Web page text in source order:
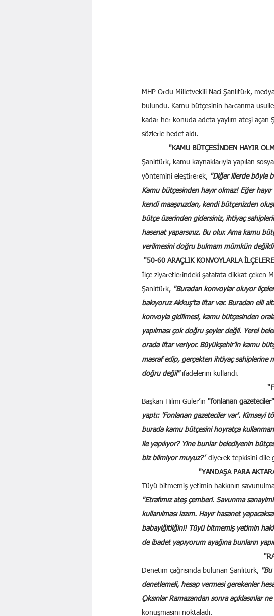
MHP Ordu Milletvekili Naci Şanlıtürk,
bulundu. Kamu bütçesinin harcanma
kadar her konuda adeta yaylım ateşi açan
sözlerle hedef aldı.
"KAMU BÜTÇESİNDEN HAYIR
Şanlıtürk, kamu kaynaklarıyla yapılan
yöntemini eleştirerek, "Diğer illerde böyle
Kamu bütçesinden hayır olmaz! Eğer hayır
kendi maaşınızdan, kendi bütçenizden
bütçe üzerinden gidersiniz, ihtiyaç
hasenat yaparsınız. Bu olur. Ama kamu
verilmesini doğru bulmam mümkün
"50-60 ARAÇLIK KONVOYLARLA
İlçe ziyaretlerindeki şatafata dikkat çeken
Şanlıtürk, "Buradan konvoylar oluyor
bakıyoruz Akkuş’ta iftar var. Buradan elli
konvoyla gidilmesi, kamu bütçesinden
yapılması çok doğru şeyler değil. Yerel
orada iftar veriyor. Büyükşehir’in kamu
masraf edip, gerçekten ihtiyaç sahiplerine
doğru değil" ifadelerini kullandı.
Başkan Hilmi Güler’in "fonlanan gazeteciler"
yaptı: 'Fonlanan gazeteciler var'. Kimseyi
burada kamu bütçesini hoyratça
ile yapılıyor? Yine bunlar belediyenin
biz bilmiyor muyuz?" diyerek tepkisini dile
"YANDAŞA PARA
Tüyü bitmemiş yetimin hakkının
"Etrafımız ateş çemberi. Savunma
kullanılması lazım. Hayır hasanet
babayiğitliğini! Tüyü bitmemiş yetimin
de ibadet yapıyorum ayağına bunların
Denetim çağrısında bulunan Şanlıtürk, "Bu
denetlemeli, hesap vermesi gerekenler
Çıksınlar Ramazandan sonra açıklasınlar
konuşmasını noktaladı.